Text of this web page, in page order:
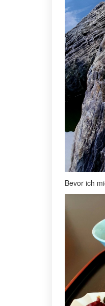
Bevor ich